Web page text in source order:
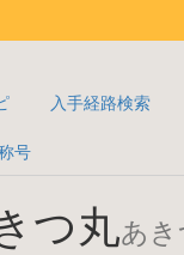
入手経路検索
号
つ丸あ